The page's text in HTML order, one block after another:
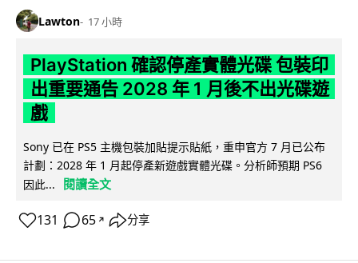
Lawton 17 小時
PlayStation 確認停產實體光碟 包裝印
出重要通告 2028 年 1 月後不出光碟遊
戲
Sony 已在 PS5 主機包裝加貼提示貼紙，重申官方 7 月已公布
計劃：2028 年 1 月起停產新遊戲實體光碟。分析師預期 PS6
因此...
閱讀全文
131 65 ↗ 分享